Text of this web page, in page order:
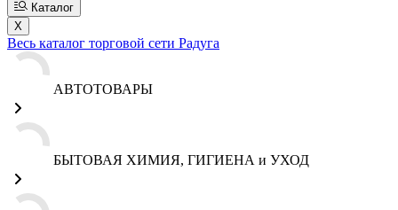
Каталог
X
Весь каталог торговой сети Радуга
АВТОТОВАРЫ
БЫТОВАЯ ХИМИЯ, ГИГИЕНА и УХОД